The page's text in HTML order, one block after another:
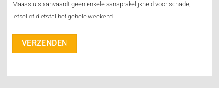
Maassluis aanvaardt geen enkele aansprakelijkheid voor schade,
letsel of diefstal het gehele weekend.